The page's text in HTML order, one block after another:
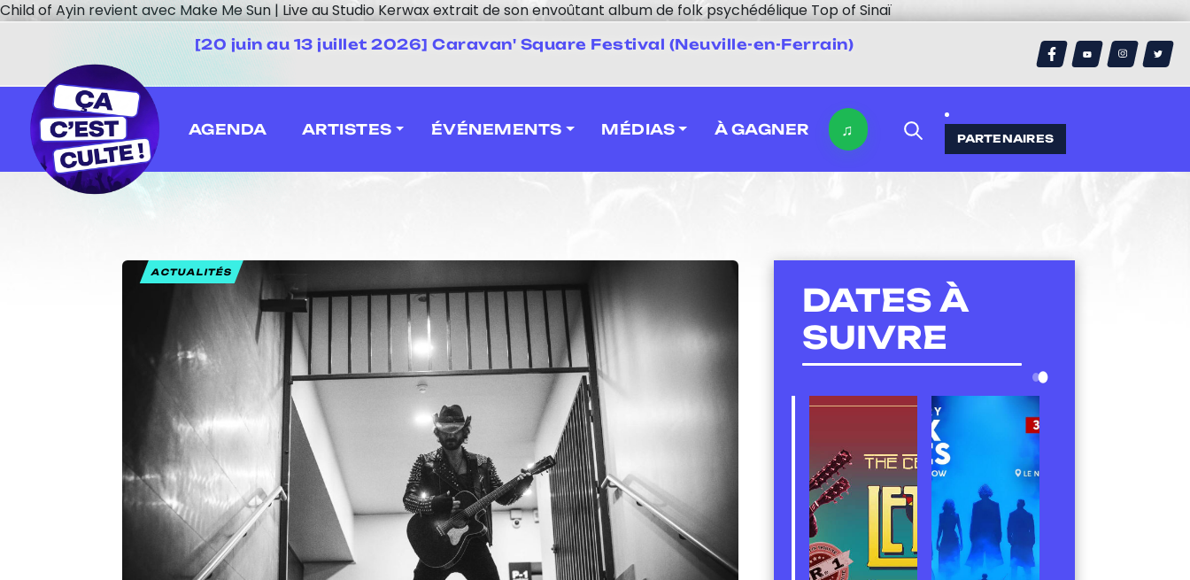
Child of Ayin revient avec Make Me Sun | Live au Studio Kerwax extrait de son envoûtant album de folk psychédélique Top of Sinaï
[20 juin au 13 juillet 2026] Caravan' Square Festival (Neuville-en-Ferrain)
AGENDA ARTISTES ÉVÉNEMENTS MÉDIAS À GAGNER ♫ PARTENAIRES
ACTUALITÉS
DATES À
SUIVRE